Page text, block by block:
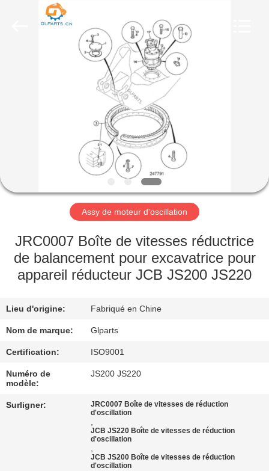
PRODUITS
VIDÉOS
PROPOS
DE
NOUS
VISITE
DE
L'USINE
CONTRÔLE
DE
Assy de moteur d'oscillation
JRC0007 Boîte de vitesses réductrice
de balancement pour excavatrice pour
appareil réducteur JCB JS200 JS220
Lieu d'origine: Fabriqué en Chine
Nom de marque: Glparts
Certification: ISO9001
Numéro de
modèle:
JS200 JS220
Surligner:
JRC0007 Boîte de vitesses de réduction
d'oscillation
,
JCB JS220 Boîte de vitesses de réduction
d'oscillation
,
JCB JS200 Boîte de vitesses de réduction
d'oscillation